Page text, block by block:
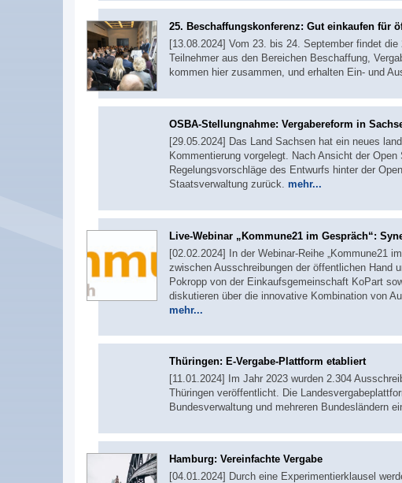
25. Beschaffungskonferenz: Gut einkaufen für
[13.08.2024] Vom 23. bis 24. September findet
Teilnehmer aus den Bereichen Beschaffung,
kommen hier zusammen, und erhalten Ein- und
OSBA-Stellungnahme: Vergabereform in
[29.05.2024] Das Land Sachsen hat ein neues
Kommentierung vorgelegt. Nach Ansicht der
Regelungsvorschläge des Entwurfs hinter der
Staatsverwaltung zurück. mehr...
Live-Webinar „Kommune21 im Gespräch“:
[02.02.2024] In der Webinar-Reihe „Kommune21
zwischen Ausschreibungen der öffentlichen Hand
Pokropp von der Einkaufsgemeinschaft KoPart
diskutieren über die innovative Kombination von
mehr...
Thüringen: E-Vergabe-Plattform etabliert
[11.01.2024] Im Jahr 2023 wurden 2.304
Thüringen veröffentlicht. Die
Bundesverwaltung und mehreren Bundesländern
Hamburg: Vereinfachte Vergabe
[04.01.2024] Durch eine Experimentierklausel